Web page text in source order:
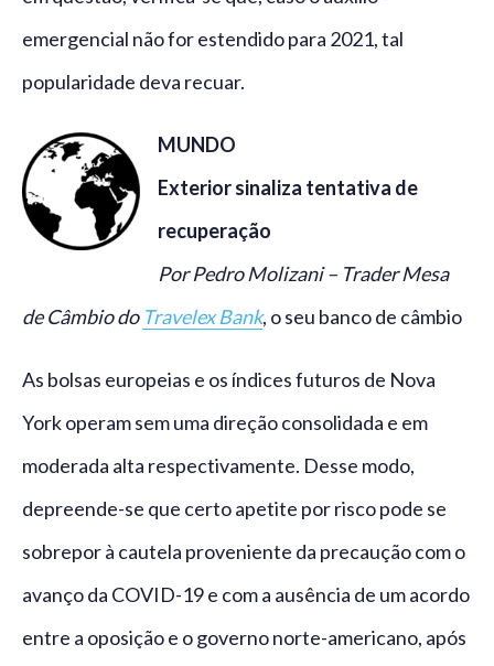
emergencial não for estendido para 2021, tal
popularidade deva recuar.
MUNDO
Exterior sinaliza tentativa de
recuperação
Por Pedro Molizani – Trader Mesa
de Câmbio do Travelex Bank, o seu banco de câmbio
As bolsas europeias e os índices futuros de Nova
York operam sem uma direção consolidada e em
moderada alta respectivamente. Desse modo,
depreende-se que certo apetite por risco pode se
sobrepor à cautela proveniente da precaução com o
avanço da COVID-19 e com a ausência de um acordo
entre a oposição e o governo norte-americano, após